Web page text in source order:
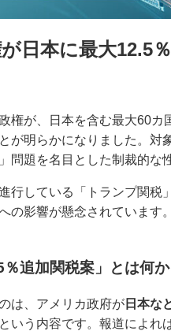
が日本に最大
権が、日本を含む最大60カ
が明らかになりました。対
問題を名目とした制裁的な
行している「トランプ関
の影響が懸念されています
追加関税案」とは何か
は、アメリカ政府が 日本な
いう内容です。報道によ